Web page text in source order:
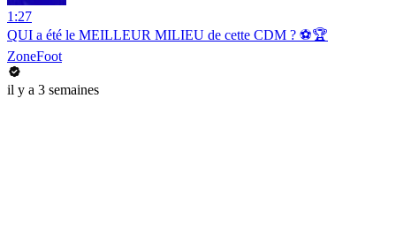
1:27
QUI a été le MEILLEUR MILIEU de cette CDM ? ⚽️🏆
ZoneFoot
il y a 3 semaines